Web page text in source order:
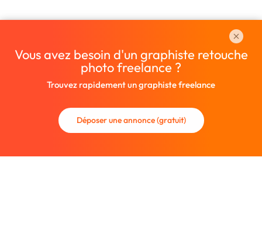
Vous avez besoin d'un graphiste retouche
photo freelance ?
Trouvez rapidement un graphiste freelance
Déposer une annonce (gratuit)